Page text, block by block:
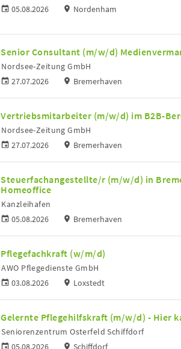
05.08.2026
Nordenham
Senior Consultant (m/w/d)
27.07.2026
Nordsee-Zeitung GmbH
Bremerhaven
Vertriebsmitarbeiter (m/w/d) im B2B-
27.07.2026
Nordsee-Zeitung GmbH
Bremerhaven
Steuerfachangestellte/r (m/w/d) in
Homeoffice
05.08.2026
Kanzleihafen
Bremerhaven
Pflegefachkraft (w/m/d)
03.08.2026
AWO Pflegedienste GmbH
Loxstedt
Gelernte Pflegehilfskraft (m/w/d) - Hier
05.08.2026
Seniorenzentrum Osterfeld Schiffdorf
Schiffdorf